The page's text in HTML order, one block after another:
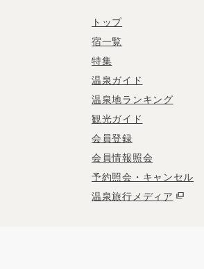
トップ
宿一覧
特集
温泉ガイド
温泉地ランキング
観光ガイド
会員登録
会員情報照会
予約照会・キャンセル
温泉旅行メディア